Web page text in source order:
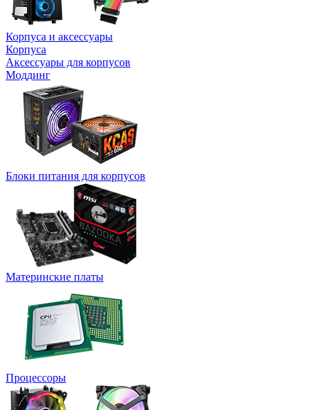
Корпуса и аксессуары
Корпуса
Аксессуары для корпусов
Моддинг
Блоки питания для корпусов
Материнские платы
Процессоры